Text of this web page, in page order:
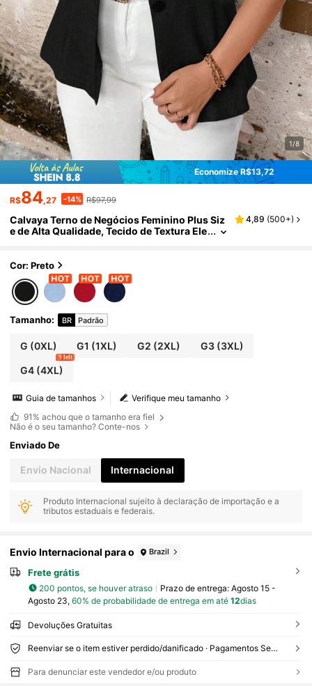
1/8
Economize R$13,72
R$84,27 -14% R$97,99
Calvaya Terno de Negócios Feminino Plus Siz
e de Alta Qualidade, Tecido de Textura Ele
o Diário, Escritório, Festa, Formatura, Volta às
Aulas, Professoras. Pode Destacar a Cintura e
Valorizar a Silhueta.
4,89 (500+)
Cor: Preto
Tamanho: BR Padrão
G (0XL) G1 (1XL) G2 (2XL) G3(3XL)
G4(4XL)
9 left
Verifique meu tamanho
Guia de tamanhos
91% achou que o tamanho era fiel
Não é o seu tamanho? Conte-nos
Enviado De
Envio Nacional Internacional
Produto Internacional sujeito à declaração de importação e a
tributos estaduais e federais.
Envio Internacional para o Brazil
Frete grátis
200 pontos, se houver atraso Prazo de entrega: Agosto 15 -
Agosto 23, 60% de probabilidade de entrega em até 12dias
Devoluções Gratuitas
Reenviar se o item estiver perdido/danificado · Pagamentos Seguros · Proteção de privacidade
Para denunciar este vendedor e/ou produto